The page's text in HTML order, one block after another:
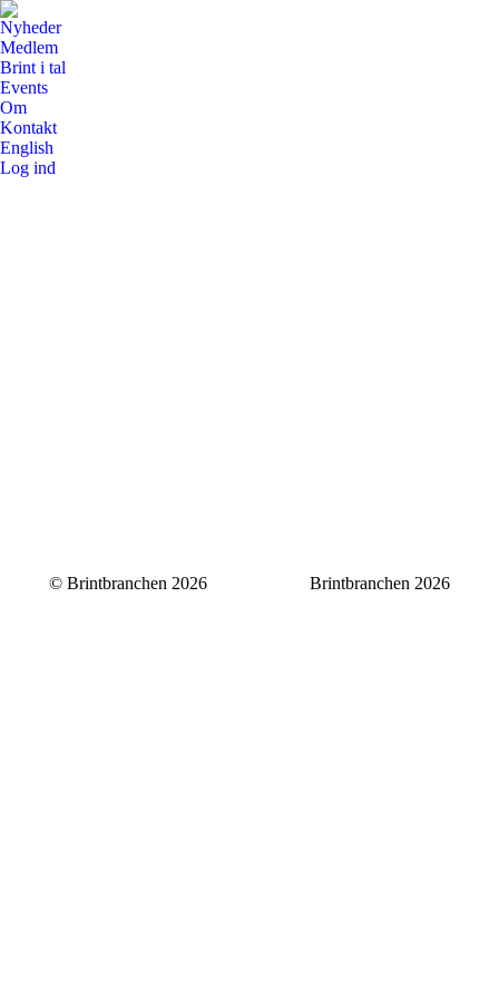
Nyheder
Medlem
Brint i tal
Events
Om
Kontakt
English
Log ind
© Brintbranchen 2026 Brintbranchen 2026